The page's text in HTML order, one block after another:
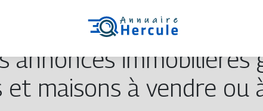
annonces
et maisons à vendre ou